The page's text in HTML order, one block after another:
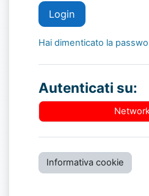
Login
Hai dimenticato la
Autenticati su:
Informativa cookie